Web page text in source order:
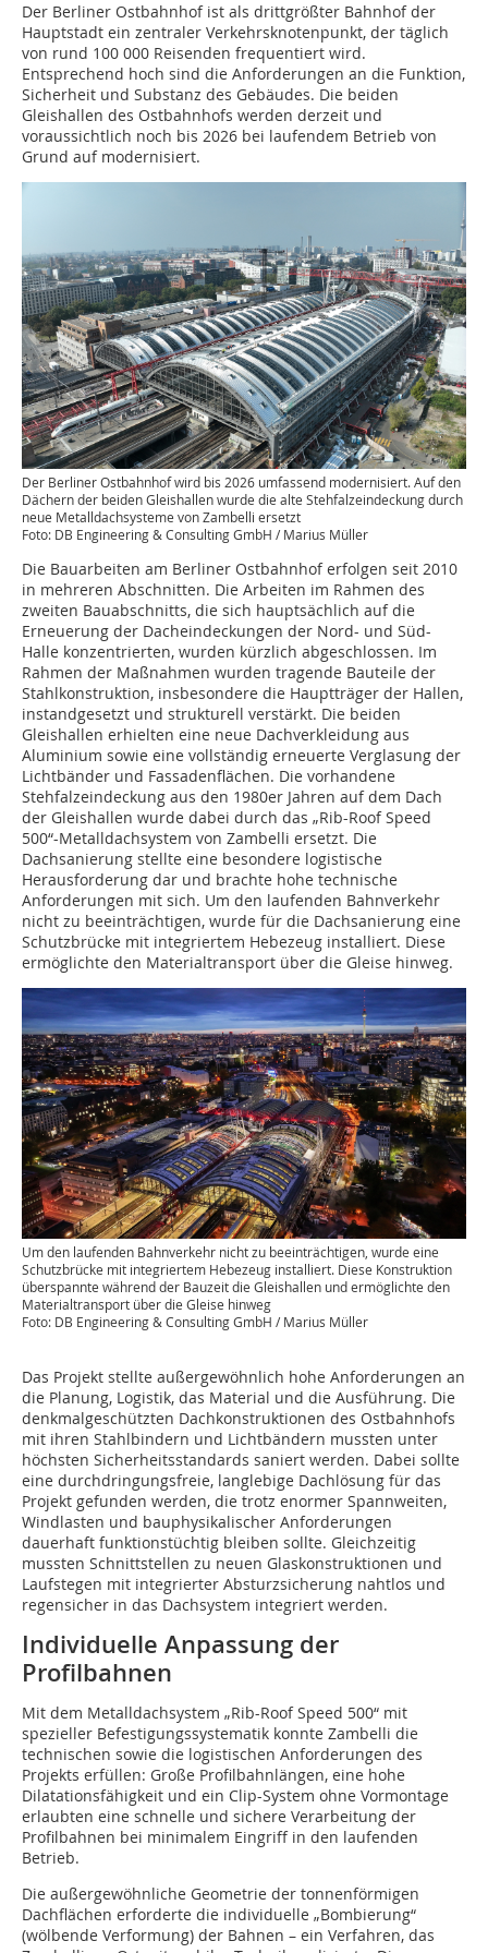
Der Berliner Ostbahnhof ist als drittgrößter Bahnhof der
Hauptstadt ein zentraler Verkehrsknotenpunkt, der täglich
von rund 100 000 Reisenden frequentiert wird.
Entsprechend hoch sind die Anforderungen an die Funktion,
Sicherheit und Substanz des Gebäudes. Die beiden
Gleishallen des Ostbahnhofs werden derzeit und
voraussichtlich noch bis 2026 bei laufendem Betrieb von
Grund auf modernisiert.
Der Berliner Ostbahnhof wird bis 2026 umfassend modernisiert. Auf den
Dächern der beiden Gleishallen wurde die alte Stehfalzeindeckung durch
neue Metalldachsysteme von Zambelli ersetzt
Foto: DB Engineering & Consulting GmbH / Marius Müller
Die Bauarbeiten am Berliner Ostbahnhof erfolgen seit 2010
in mehreren Abschnitten. Die Arbeiten im Rahmen des
zweiten Bauabschnitts, die sich hauptsächlich auf die
Erneuerung der Dacheindeckungen der Nord- und Süd-
Halle konzentrierten, wurden kürzlich abgeschlossen. Im
Rahmen der Maßnahmen wurden tragende Bauteile der
Stahlkonstruktion, insbesondere die Hauptträger der Hallen,
instandgesetzt und strukturell verstärkt. Die beiden
Gleishallen erhielten eine neue Dachverkleidung aus
Aluminium sowie eine vollständig erneuerte Verglasung der
Lichtbänder und Fassadenflächen. Die vorhandene
Stehfalzeindeckung aus den 1980er Jahren auf dem Dach
der Gleishallen wurde dabei durch das „Rib-Roof Speed
500“-Metalldachsystem von Zambelli ersetzt. Die
Dachsanierung stellte eine besondere logistische
Herausforderung dar und brachte hohe technische
Anforderungen mit sich. Um den laufenden Bahnverkehr
nicht zu beeinträchtigen, wurde für die Dachsanierung eine
Schutzbrücke mit integriertem Hebezeug installiert. Diese
ermöglichte den Materialtransport über die Gleise hinweg.
Um den laufenden Bahnverkehr nicht zu beeinträchtigen, wurde eine
Schutzbrücke mit integriertem Hebezeug installiert. Diese Konstruktion
überspannte während der Bauzeit die Gleishallen und ermöglichte den
Materialtransport über die Gleise hinweg
Foto: DB Engineering & Consulting GmbH / Marius Müller
Das Projekt stellte außergewöhnlich hohe Anforderungen an
die Planung, Logistik, das Material und die Ausführung. Die
denkmalgeschützten Dachkonstruktionen des Ostbahnhofs
mit ihren Stahlbindern und Lichtbändern mussten unter
höchsten Sicherheitsstandards saniert werden. Dabei sollte
eine durchdringungsfreie, langlebige Dachlösung für das
Projekt gefunden werden, die trotz enormer Spannweiten,
Windlasten und bauphysikalischer Anforderungen
dauerhaft funktionstüchtig bleiben sollte. Gleichzeitig
mussten Schnittstellen zu neuen Glaskonstruktionen und
Laufstegen mit integrierter Absturzsicherung nahtlos und
regensicher in das Dachsystem integriert werden.
Individuelle Anpassung der
Profilbahnen
Mit dem Metalldachsystem „Rib-Roof Speed 500“ mit
spezieller Befestigungssystematik konnte Zambelli die
technischen sowie die logistischen Anforderungen des
Projekts erfüllen: Große Profilbahnlängen, eine hohe
Dilatationsfähigkeit und ein Clip-System ohne Vormontage
erlaubten eine schnelle und sichere Verarbeitung der
Profilbahnen bei minimalem Eingriff in den laufenden
Betrieb.
Die außergewöhnliche Geometrie der tonnenförmigen
Dachflächen erforderte die individuelle „Bombierung“
(wölbende Verformung) der Bahnen – ein Verfahren, das